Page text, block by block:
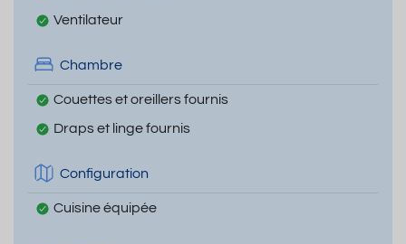
Ventilateur
Chambre
Couettes et oreillers fournis
Draps et linge fournis
Configuration
Cuisine équipée